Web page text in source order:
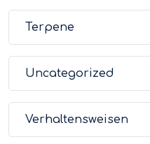
Terpene
Uncategorized
Verhaltensweisen